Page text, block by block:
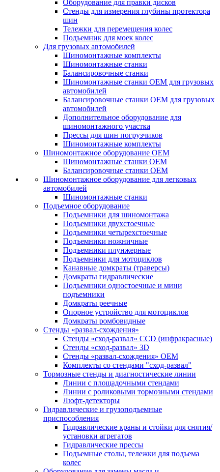
Оборудование для правки дисков
Стенды для измерения глубины протектора
шин
Тележки для перемещения колес
Подъемник для моек колеc
Для грузовых автомобилей
Шиномонтажные комплекты
Шиномонтажные станки
Балансировочные станки
Шиномонтажные станки ОЕМ для грузовых
автомобилей
Балансировочные станки ОЕМ для грузовых
автомобилей
Дополнительное оборудование для
шиномонтажного участка
Прессы для шин погрузчиков
Шиномонтажные комплекты
Шиномонтажное оборудование ОЕМ
Шиномонтажные станки ОЕМ
Балансировочные станки ОЕМ
Шиномонтажное оборудование для легковых
автомобилей
Шиномонтажные станки
Подъемное оборудование
Подъемники для шиномонтажа
Подъемники двухстоечные
Подъемники четырехстоечные
Подъемники ножничные
Подъемники плунжерные
Подъемники для мотоциклов
Канавные домкраты (траверсы)
Домкраты гидравлические
Подъемники одностоечные и мини
подъемники
Домкраты реечные
Опорное устройство для мотоциклов
Домкраты ромбовидные
Стенды «развал-схождения»
Стенды «сход-развал» CCD (инфракрасные)
Стенды «сход-развал» 3D
Стенды «развал-схождения» ОЕМ
Комплекты со стендами "сход-развал"
Тормозные стенды и диагностические линии
Линии с площадочными стендами
Линии с роликовыми тормозными стендами
Люфт-детекторы
Гидравлические и грузоподъемные
приспособления
Гидравлические краны и стойки для снятия/
установки агрегатов
Гидравлические прессы
Подъемные столы, тележки для подъема
колес